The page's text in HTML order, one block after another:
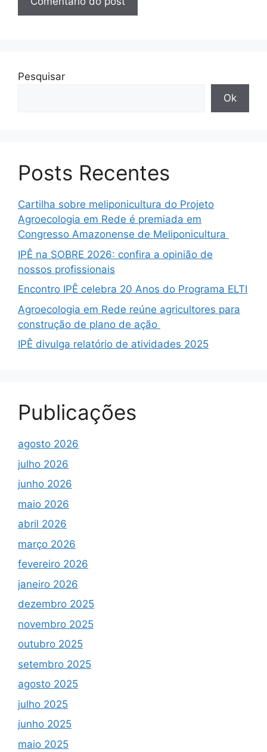
Pesquisar
Ok
Posts Recentes
Cartilha sobre meliponicultura do Projeto
Agroecologia em Rede é premiada em
Congresso Amazonense de Meliponicultura
IPÊ na SOBRE 2026: confira a opinião de
nossos profissionais
Encontro IPÊ celebra 20 Anos do Programa ELTI
Agroecologia em Rede reúne agricultores para
construção de plano de ação
IPÊ divulga relatório de atividades 2025
Publicações
agosto 2026
julho 2026
junho 2026
maio 2026
abril 2026
março 2026
fevereiro 2026
janeiro 2026
dezembro 2025
novembro 2025
outubro 2025
setembro 2025
agosto 2025
julho 2025
junho 2025
maio 2025